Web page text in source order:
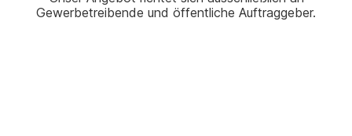
Gewerbetreibende und öffentliche Auftraggeber.